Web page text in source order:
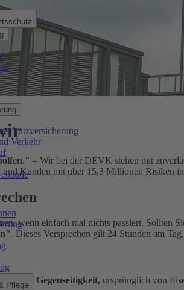
Verkehr
Pflege
– Wir bei der DEVK stehen mit
Kunden mit über 15,3 Millionen Risiken in
wenn einfach mal nichts passiert. Sollten
. Dieses Versprechen gilt 24 Stunden am
auf Gegenseitigkeit, ursprünglich von